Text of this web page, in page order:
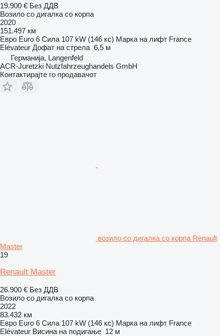
19.900 € Без ДДВ
Возило со дигалка со корпа
2020
151.497 км
Евро Euro 6 Сила 107 kW (146 кс) Марка на лифт France
Elévateur Дофат на стрела 6,5 м
Германија, Langenfeld
ACR-Juretzki Nutzfahrzeughandels GmbH
Контактирајте го продавачот
возило со дигалка со корпа Renault
Master
19
Renault Master
26.900 € Без ДДВ
Возило со дигалка со корпа
2022
83.432 км
Евро Euro 6 Сила 107 kW (146 кс) Марка на лифт France
Elévateur Висина на подигање 12 м